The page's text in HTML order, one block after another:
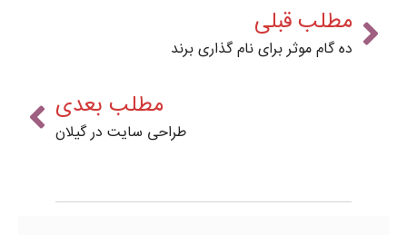
مطلب قبلی
ده گام موثر برای نام گذاری برند
مطلب بعدی
طراحی سایت در گیلان